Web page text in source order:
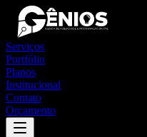
Serviços
Portfólio
Planos
Institucional
Contato
Orçamento